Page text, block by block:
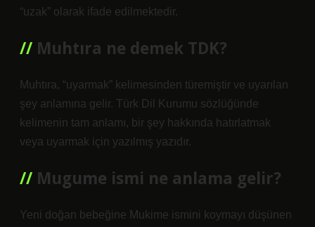
“uzak” olarak ifade edilmektedir.
Muhtıra ne demek TDK?
Muhtıra, “uyarmak” kelimesinden türemiştir ve uyarılan
şey anlamına gelir. Türk Dil Kurumu sözlüğünde
kelimenin tam anlamı, bir şey hakkında hatırlatmak
veya uyarmak için yazılmış yazıdır.
Mugume ismi ne anlama gelir?
Yeni doğan bebeğine Mukime ismini koymayı düşünen